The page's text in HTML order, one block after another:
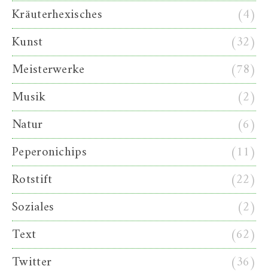
Kräuterhexisches
(4)
Kunst
(32)
Meisterwerke
(78)
Musik
(2)
Natur
(6)
Peperonichips
(11)
Rotstift
(22)
Soziales
(2)
Text
(62)
Twitter
(36)